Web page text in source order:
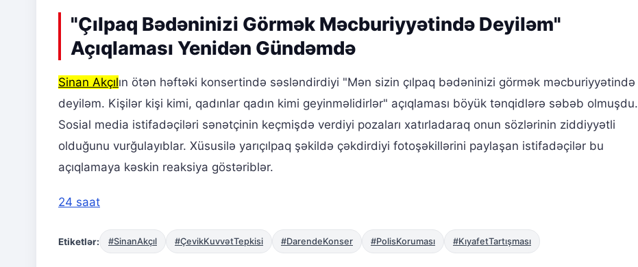
"Çılpaq Bədəninizi Görmək Məcburiyyətində Deyiləm"
Açıqlaması Yenidən Gündəmdə
Sinan Akçılın ötən həftəki konsertində səsləndirdiyi "Mən sizin çılpaq bədəninizi görmək məcburiyyətində
deyiləm. Kişilər kişi kimi, qadınlar qadın kimi geyinməlidirlər" açıqlaması böyük tənqidlərə səbəb olmuşdu.
Sosial media istifadəçiləri sənətçinin keçmişdə verdiyi pozaları xatırladaraq onun sözlərinin ziddiyyətli
olduğunu vurğulayıblar. Xüsusilə yarıçılpaq şəkildə çəkdirdiyi fotoşəkillərini paylaşan istifadəçilər bu
açıqlamaya kəskin reaksiya göstəriblər.
24 saat
Etiketlər: #SinanAkçıl #ÇevikKuvvətTepkisi #DarendeKonser #PolisKoruması #KıyafetTartışması